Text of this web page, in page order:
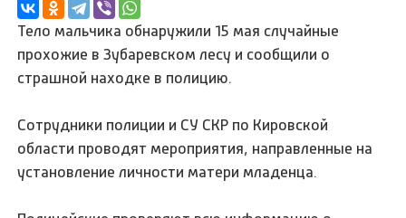
Тело мальчика обнаружили 15 мая случайные
прохожие в Зубаревском лесу и сообщили о
страшной находке в полицию.
Сотрудники полиции и СУ СКР по Кировской
области проводят мероприятия, направленные на
установление личности матери младенца.